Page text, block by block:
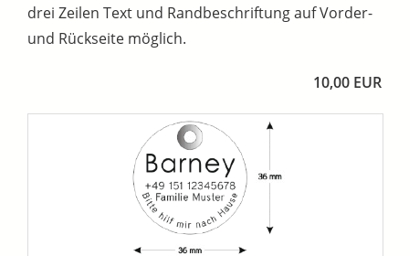
drei Zeilen Text und Randbeschriftung auf Vorder-
und Rückseite möglich.
10,00 EUR